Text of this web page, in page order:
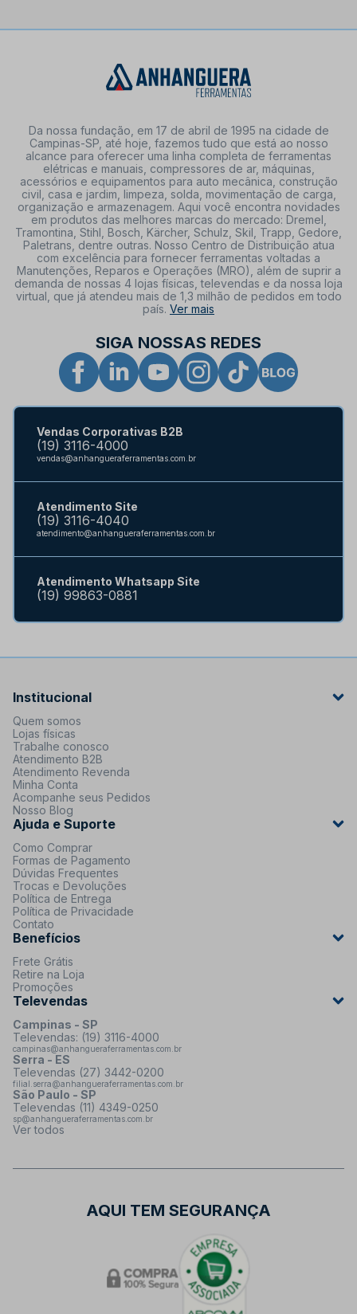
Da nossa fundação, em 17 de abril de 1995 na cidade de
Campinas-SP, até hoje, fazemos tudo que está ao nosso
alcance para oferecer uma linha completa de ferramentas
elétricas e manuais, compressores de ar, máquinas,
acessórios e equipamentos para auto mecânica, construção
civil, casa e jardim, limpeza, solda, movimentação de carga,
organização e armazenagem. Aqui você encontra novidades
em produtos das melhores marcas do mercado: Dremel,
Tramontina, Stihl, Bosch, Kärcher, Schulz, Skil, Trapp, Gedore,
Paletrans, dentre outras. Nosso Centro de Distribuição atua
com excelência para fornecer ferramentas voltadas a
Manutenções, Reparos e Operações (MRO), além de suprir a
demanda de nossas 4 lojas físicas, televendas e da nossa loja
virtual, que já atendeu mais de 1,3 milhão de pedidos em todo
país. Ver mais
SIGA NOSSAS REDES
Vendas Corporativas B2B
(19) 3116-4000
vendas@anhangueraferramentas.com.br
Atendimento Site
(19) 3116-4040
atendimento@anhangueraferramentas.com.br
Atendimento Whatsapp Site
(19) 99863-0881
Institucional
Quem somos
Lojas físicas
Trabalhe conosco
Atendimento B2B
Atendimento Revenda
Minha Conta
Acompanhe seus Pedidos
Nosso Blog
Ajuda e Suporte
Como Comprar
Formas de Pagamento
Dúvidas Frequentes
Trocas e Devoluções
Política de Entrega
Política de Privacidade
Contato
Benefícios
Frete Grátis
Retire na Loja
Promoções
Televendas
Campinas - SP
Televendas: (19) 3116-4000
campinas@anhangueraferramentas.com.br
Serra - ES
Televendas (27) 3442-0200
filial.serra@anhangueraferramentas.com.br
São Paulo - SP
Televendas (11) 4349-0250
sp@anhangueraferramentas.com.br
Ver todos
AQUI TEM SEGURANÇA